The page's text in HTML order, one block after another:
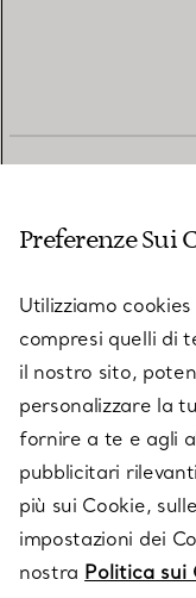
SU TIFFANY & CO.
LEGALE
SEGUICI
Preferenze Sui
Utilizziamo
compresi quelli di
il nostro sito,
personalizzare la
fornire a te e agli
pubblicitari
più sui Cookie,
impostazioni dei
nostra Politica sui